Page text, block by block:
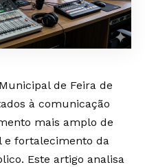
de Feira de
à comunicação
mais amplo de
e fortalecimento da
Este artigo analisa